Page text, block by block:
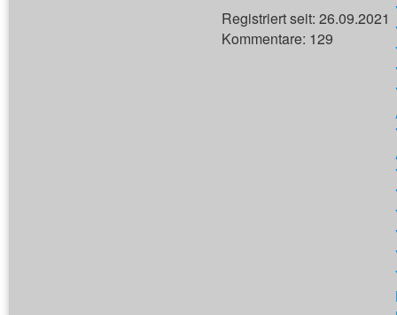
Registriert seit: 26.09.2021
Kommentare: 129